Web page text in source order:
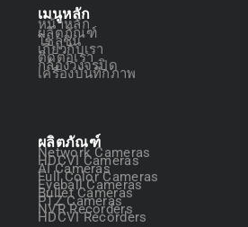
เมนูหลัก
หน้าหลัก
ผลิตภัณฑ์
โซลูชัน
เกี่ยวกับเรา
ติดต่อเรา
กล้องวงจรปิด
เครื่องบันทึกภาพ
ผลิตภัณฑ์
Network Cameras
HDCVI Cameras
AI Cameras
Full Color Cameras
Eyeball Cameras
Bullet Cameras
PTZ Cameras
NVR Recorders
HDCVI Recorders